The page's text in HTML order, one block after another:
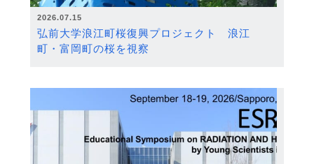
2026.07.15
弘前大学浪江町桜復興プロジェクト 浪江
町・富岡町の桜を視察